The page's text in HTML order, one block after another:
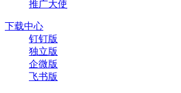
推广大使
下载中心
钉钉版
独立版
企微版
飞书版